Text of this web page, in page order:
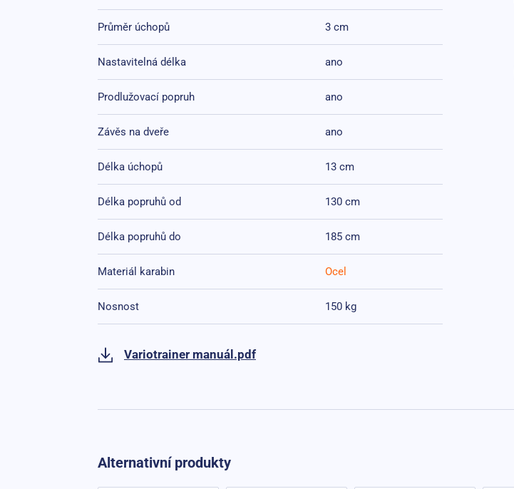
Průměr úchopů 3 cm
Nastavitelná délka ano
Prodlužovací popruh ano
Závěs na dveře ano
Délka úchopů 13 cm
Délka popruhů od 130 cm
Délka popruhů do 185 cm
Materiál karabin Ocel
Nosnost 150 kg
Variotrainer manuál.pdf
Alternativní produkty